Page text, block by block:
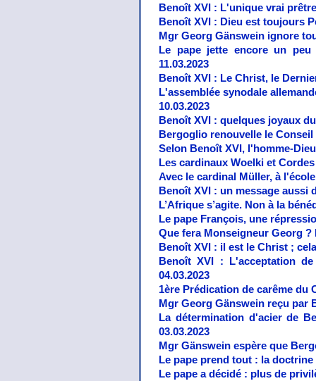
Benoît XVI : L'unique vrai
Benoît XVI : Dieu est toujours
Mgr Georg Gänswein ignore
Le pape jette encore un
11.03.2023
Benoît XVI : Le Christ, le
L'assemblée synodale
10.03.2023
Benoît XVI : quelques joyaux
Bergoglio renouvelle le Conseil
Selon Benoît XVI, l'homme-
Les cardinaux Woelki et
Avec le cardinal Müller, à
Benoît XVI : un message aussi
L’Afrique s’agite. Non à la
Le pape François, une
Que fera Monseigneur Georg ?
Benoît XVI : il est le Christ ;
Benoît XVI : L'acceptation
04.03.2023
1ère Prédication de carême du
Mgr Georg Gänswein reçu par
La détermination d'acier de
03.03.2023
Mgr Gänswein espère que
Le pape prend tout : la
Le pape a décidé : plus de